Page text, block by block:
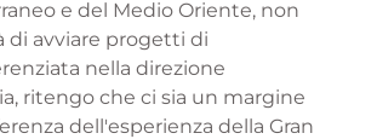
e del Medio Oriente, non
di avviare progetti di
nella direzione
ritengo che ci sia un margine
dell'esperienza della Gran